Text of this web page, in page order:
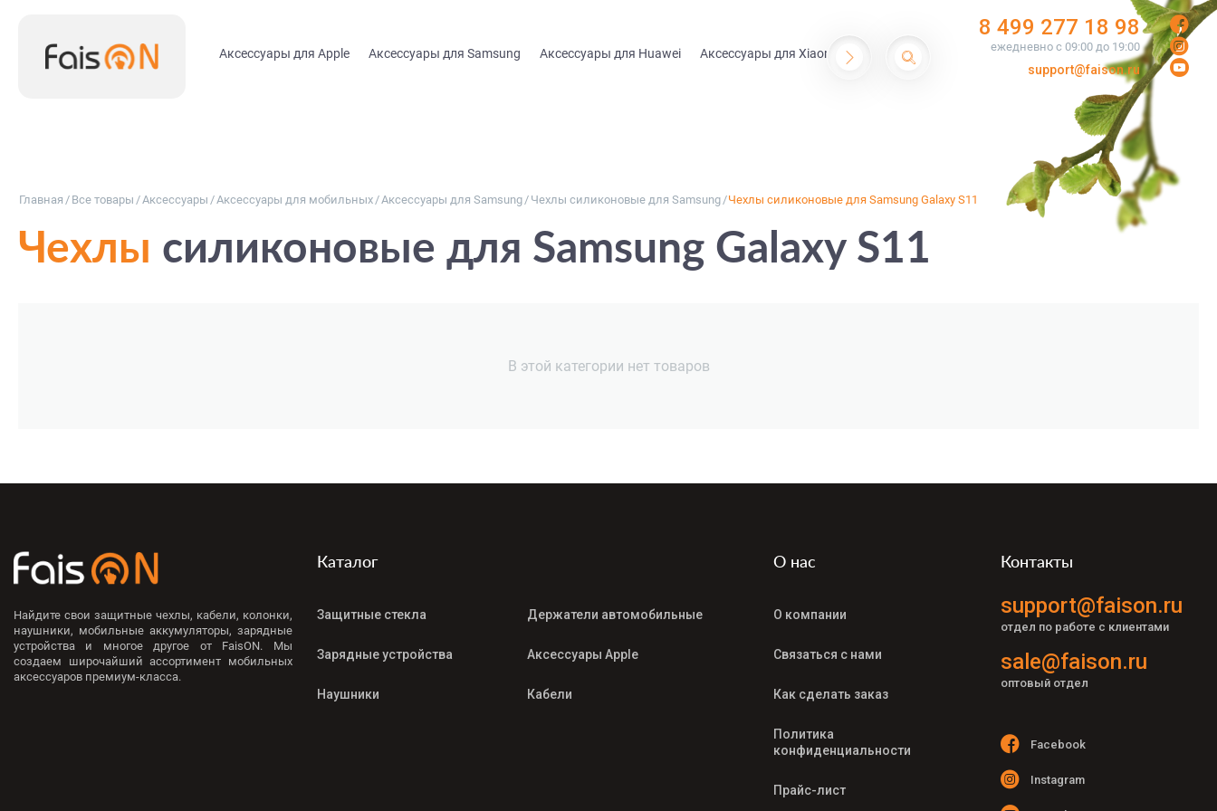
Аксессуары для Apple Аксессуары для Samsung Аксессуары для Huawei Аксессуары для Xiaomi
8 499 277 18 98
ежедневно с 09:00 до 19:00
support@faison.ru
Главная / Все товары / Аксессуары / Аксессуары для мобильных / Аксессуары для Samsung / Чехлы силиконовые для Samsung /Чехлы силиконовые для Samsung Galaxy S11
Чехлы силиконовые для Samsung Galaxy S11
В этой категории нет товаров
Найдите свои защитные чехлы, кабели, колонки,
наушники, мобильные аккумуляторы, зарядные
устройства и многое другое от FaisON. Мы
создаем широчайший ассортимент мобильных
аксессуаров премиум-класса.
Каталог
Защитные стекла Держатели автомобильные
Зарядные устройства Аксессуары Apple
Наушники Кабели
О нас
О компании
Связаться с нами
Как сделать заказ
Политика
конфиденциальности
Прайс-лист
Контакты
support@faison.ru
отдел по работе с клиентами
sale@faison.ru
оптовый отдел
Facebook
Instagram